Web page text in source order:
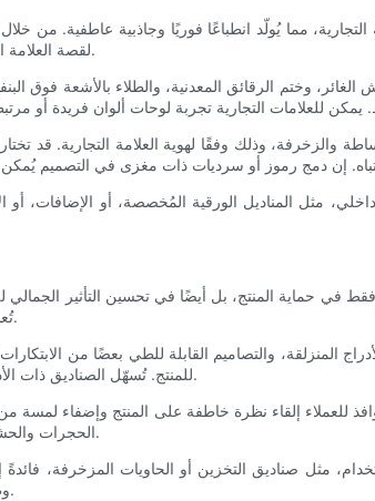
مما يُولّد انطباعًا فوريًا وجاذبية عاطفية. من
لقصة العلامة التجارية. يجمع التغليف المُخصص الفعّال بين العملية وفن السرد البصري، مما يجعل فتح العبوة جذابًا وذا مغزى.
الغائر، وختم الرقائق المعدنية، والطلاء بالأشعة
والزخرفة، وذلك وفقًا لهوية العلامة التجارية. قد
مثل المناديل الورقية المُخصصة، أو الإضافات،
في حماية المنتج، بل أيضًا في تحسين التأثير
تُعد الخيارات الهيكلية المبتكرة أساسية للعلامات التجارية التي تسعى إلى جعل تغليفها لا يُنسى وسهل الاستخدام.
المنزلقة، والتصاميم القابلة للطي بعضًا من
للمنتج. تُسهّل الصناديق ذات الأدراج الفتح والإغلاق بسهولة، مما يُضفي مزيدًا من الراحة مع الحفاظ على سلامة العبوة عند الاستخدام المتكرر.
للعملاء إلقاء نظرة خاطفة على المنتج وإضفاء
الحجرات والحشوات المصنوعة من الإسفنج أو اللب المصبوب القطع الحساسة، وتُضفي تنظيمًا على عرض المكونات المتعددة.
مثل صناديق التخزين أو الحاويات المزخرفة،
وظيفية؛ بل تُسهم بشكل كبير في سرد ​​قصة العلامة التجارية وحماية المنتج، وكلاهما يُعزز القيمة المُدركة للمنتج.